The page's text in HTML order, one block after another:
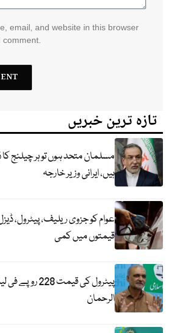
email, and website in this browser
تازہ ترین خبریں
مسلمان متحد ہوں تو ہر چیلنج
ہیں، ایرانی وزیر خارجہ
عوام کو جزوی ریلیف، پیٹرول،
قیمتوں میں کمی
پیٹرول کی قیمت
الرحمان